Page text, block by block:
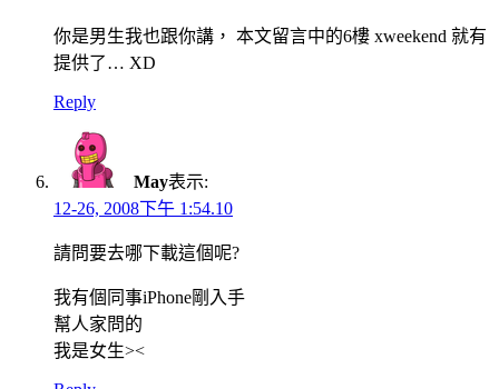
你是男生我也跟你講， 本文留言中的6樓 xweekend 就有
提供了… XD
Reply
May表示:
12-26, 2008下午 1:54.10
請問要去哪下載這個呢?
我有個同事iPhone剛入手
幫人家問的
我是女生><